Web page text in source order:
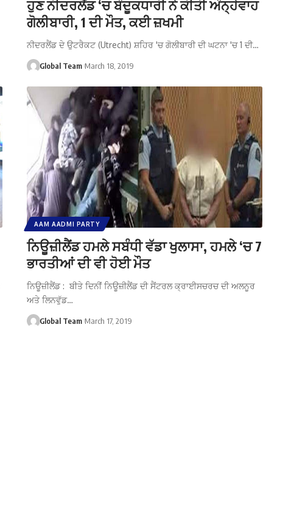
ਹੁਣ ਨੀਦਰਲੈਂਡ ‘ਚ ਬੰਦੂਕਧਾਰੀ ਨੇ ਕੀਤੀ ਅੰਨ੍ਹੇਵਾਹ
ਗੋਲੀਬਾਰੀ, 1 ਦੀ ਮੌਤ, ਕਈ ਜ਼ਖਮੀ
ਨੀਦਰਲੈਂਡ ਦੇ ਉਟਰੈਕਟ (Utrecht) ਸ਼ਹਿਰ 'ਚ ਗੋਲੀਬਾਰੀ ਦੀ ਘਟਨਾ 'ਚ 1 ਦੀ…
Global Team March 18, 2019
AAM AADMI PARTY
ਨਿਊਜ਼ੀਲੈਂਡ ਹਮਲੇ ਸਬੰਧੀ ਵੱਡਾ ਖੁਲਾਸਾ, ਹਮਲੇ ‘ਚ 7
ਭਾਰਤੀਆਂ ਦੀ ਵੀ ਹੋਈ ਮੌਤ
ਨਿਊਜ਼ੀਲੈਂਡ : ਬੀਤੇ ਦਿਨੀਂ ਨਿਊਜ਼ੀਲੈਂਡ ਦੀ ਸੈਂਟਰਲ ਕ੍ਰਾਈਸਚਰਚ ਦੀ ਅਲਨੂਰ
ਅਤੇ ਲਿਨਵੁੱਡ…
Global Team March 17, 2019